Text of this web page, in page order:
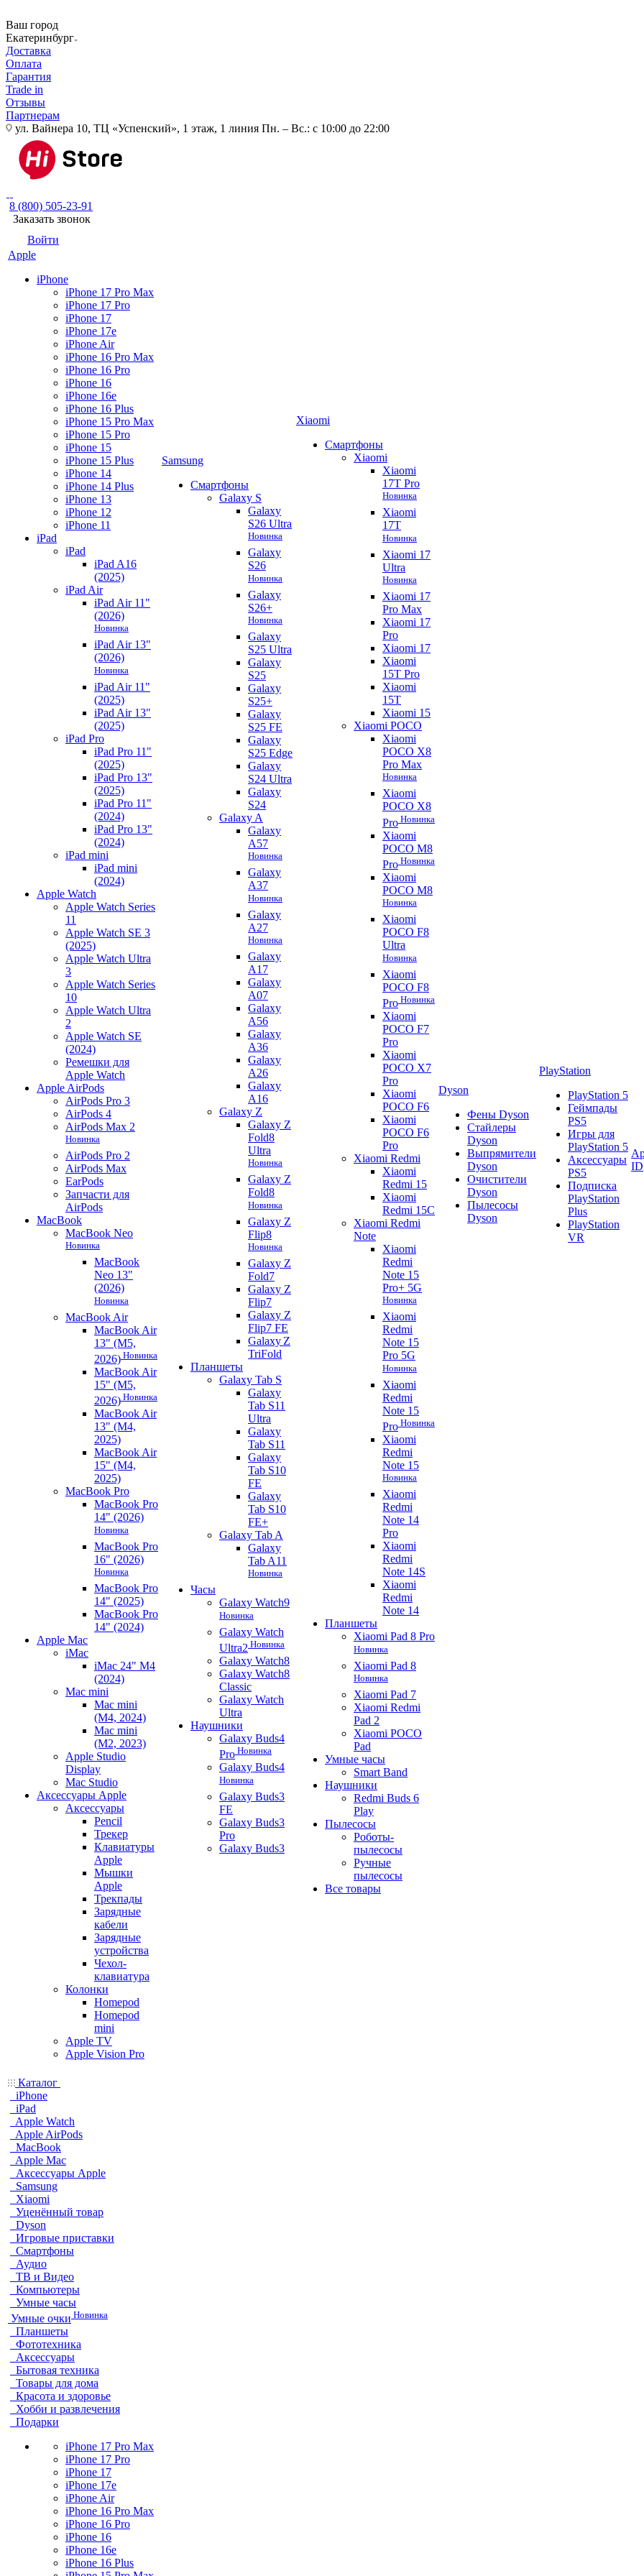
Ваш город
Екатеринбург
Доставка
Оплата
Гарантия
Trade in
Отзывы
Партнерам
ул. Вайнера 10, ТЦ «Успенский», 1 этаж, 1 линия Пн. – Вс.: с 10:00 до 22:00
8 (800) 505-23-91
Заказать звонок
Войти
Apple
iPhone
iPhone 17 Pro Max
iPhone 17 Pro
iPhone 17
iPhone 17e
iPhone Air
iPhone 16 Pro Max
iPhone 16 Pro
iPhone 16
iPhone 16e
iPhone 16 Plus
iPhone 15 Pro Max
iPhone 15 Pro
iPhone 15
iPhone 15 Plus
iPhone 14
iPhone 14 Plus
iPhone 13
iPhone 12
iPhone 11
iPad
iPad
iPad A16
(2025)
iPad Air
iPad Air 11"
(2026)
Новинка
iPad Air 13"
(2026)
Новинка
iPad Air 11"
(2025)
iPad Air 13"
(2025)
iPad Pro
iPad Pro 11"
(2025)
iPad Pro 13"
(2025)
iPad Pro 11"
(2024)
iPad Pro 13"
(2024)
iPad mini
iPad mini
(2024)
Apple Watch
Apple Watch Series
11
Apple Watch SE 3
(2025)
Apple Watch Ultra
3
Apple Watch Series
10
Apple Watch Ultra
2
Apple Watch SE
(2024)
Ремешки для
Apple Watch
Apple AirPods
AirPods Pro 3
AirPods 4
AirPods Max 2
Новинка
AirPods Pro 2
AirPods Max
EarPods
Запчасти для
AirPods
MacBook
MacBook Neo
Новинка
MacBook
Neo 13"
(2026)
Новинка
MacBook Air
MacBook Air
13" (M5,
2026) Новинка
MacBook Air
15" (M5,
2026) Новинка
MacBook Air
13" (M4,
2025)
MacBook Air
15" (M4,
2025)
MacBook Pro
MacBook Pro
14" (2026)
Новинка
MacBook Pro
16" (2026)
Новинка
MacBook Pro
14" (2025)
MacBook Pro
14" (2024)
Apple Mac
iMac
iMac 24" M4
(2024)
Mac mini
Mac mini
(M4, 2024)
Mac mini
(M2, 2023)
Apple Studio
Display
Mac Studio
Аксессуары Apple
Аксессуары
Pencil
Трекер
Клавиатуры
Apple
Мышки
Apple
Трекпады
Зарядные
кабели
Зарядные
устройства
Чехол-
клавиатура
Колонки
Homepod
Homepod
mini
Apple TV
Apple Vision Pro
Samsung
Смартфоны
Galaxy S
Galaxy
S26 Ultra
Новинка
Galaxy
S26
Новинка
Galaxy
S26+
Новинка
Galaxy
S25 Ultra
Galaxy
S25
Galaxy
S25+
Galaxy
S25 FE
Galaxy
S25 Edge
Galaxy
S24 Ultra
Galaxy
S24
Galaxy A
Galaxy
A57
Новинка
Galaxy
A37
Новинка
Galaxy
A27
Новинка
Galaxy
A17
Galaxy
A07
Galaxy
A56
Galaxy
A36
Galaxy
A26
Galaxy
A16
Galaxy Z
Galaxy Z
Fold8
Ultra
Новинка
Galaxy Z
Fold8
Новинка
Galaxy Z
Flip8
Новинка
Galaxy Z
Fold7
Galaxy Z
Flip7
Galaxy Z
Flip7 FE
Galaxy Z
TriFold
Планшеты
Galaxy Tab S
Galaxy
Tab S11
Ultra
Galaxy
Tab S11
Galaxy
Tab S10
FE
Galaxy
Tab S10
FE+
Galaxy Tab A
Galaxy
Tab A11
Новинка
Часы
Galaxy Watch9
Новинка
Galaxy Watch
Ultra2 Новинка
Galaxy Watch8
Galaxy Watch8
Classic
Galaxy Watch
Ultra
Наушники
Galaxy Buds4
Pro Новинка
Galaxy Buds4
Новинка
Galaxy Buds3
FE
Galaxy Buds3
Pro
Galaxy Buds3
Xiaomi
Смартфоны
Xiaomi
Xiaomi
17T Pro
Новинка
Xiaomi
17T
Новинка
Xiaomi 17
Ultra
Новинка
Xiaomi 17
Pro Max
Xiaomi 17
Pro
Xiaomi 17
Xiaomi
15T Pro
Xiaomi
15T
Xiaomi 15
Xiaomi POCO
Xiaomi
POCO X8
Pro Max
Новинка
Xiaomi
POCO X8
Pro Новинка
Xiaomi
POCO M8
Pro Новинка
Xiaomi
POCO M8
Новинка
Xiaomi
POCO F8
Ultra
Новинка
Xiaomi
POCO F8
Pro Новинка
Xiaomi
POCO F7
Pro
Xiaomi
POCO X7
Pro
Xiaomi
POCO F6
Xiaomi
POCO F6
Pro
Xiaomi Redmi
Xiaomi
Redmi 15
Xiaomi
Redmi 15C
Xiaomi Redmi
Note
Xiaomi
Redmi
Note 15
Pro+ 5G
Новинка
Xiaomi
Redmi
Note 15
Pro 5G
Новинка
Xiaomi
Redmi
Note 15
Pro Новинка
Xiaomi
Redmi
Note 15
Новинка
Xiaomi
Redmi
Note 14
Pro
Xiaomi
Redmi
Note 14S
Xiaomi
Redmi
Note 14
Планшеты
Xiaomi Pad 8 Pro
Новинка
Xiaomi Pad 8
Новинка
Xiaomi Pad 7
Xiaomi Redmi
Pad 2
Xiaomi POCO
Pad
Умные часы
Smart Band
Наушники
Redmi Buds 6
Play
Пылесосы
Роботы-
пылесосы
Ручные
пылесосы
Все товары
Dyson
Фены Dyson
Стайлеры
Dyson
Выпрямители
Dyson
Очистители
Dyson
Пылесосы
Dyson
PlayStation
PlayStation 5
Геймпады
PS5
Игры для
PlayStation 5
Аксессуары
PS5
Подписка
PlayStation
Plus
PlayStation
VR
ID
Каталог
iPhone
iPad
Apple Watch
Apple AirPods
MacBook
Apple Mac
Аксессуары Apple
Samsung
Xiaomi
Уценённый товар
Dyson
Игровые приставки
Смартфоны
Аудио
ТВ и Видео
Компьютеры
Умные часы
Умные очки Новинка
Планшеты
Фототехника
Аксессуары
Бытовая техника
Товары для дома
Красота и здоровье
Хобби и развлечения
Подарки
iPhone 17 Pro Max
iPhone 17 Pro
iPhone 17
iPhone 17e
iPhone Air
iPhone 16 Pro Max
iPhone 16 Pro
iPhone 16
iPhone 16e
iPhone 16 Plus